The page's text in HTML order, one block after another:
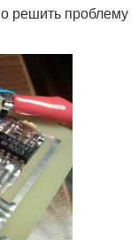
решить проблему